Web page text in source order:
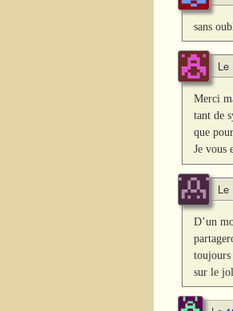
sans
Le
Merci
tant de
que
Je vous
Le
D’un
toujours
sur le